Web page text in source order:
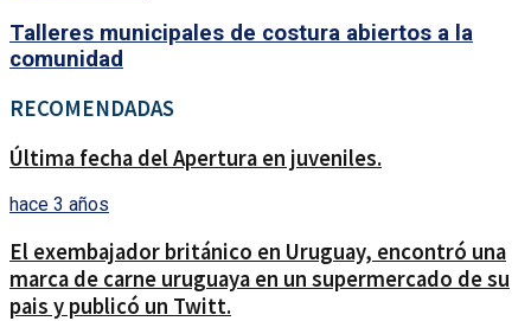
Talleres municipales de costura abiertos a la
comunidad
RECOMENDADAS
Última fecha del Apertura en juveniles.
hace 3 años
El exembajador británico en Uruguay, encontró una
marca de carne uruguaya en un supermercado de su
pais y publicó un Twitt.